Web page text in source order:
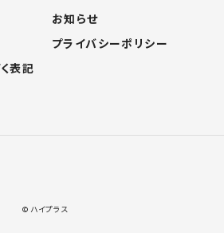
お知らせ
プライバシーポリシー
表記
© ハイプラス